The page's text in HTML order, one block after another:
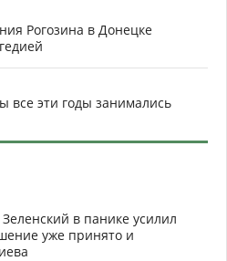
Рогозина в Донецке
все эти годы занимались
в панике усилил
уже принято и